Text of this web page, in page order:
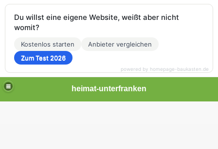
heimat-unterfranken
Du willst eine eigene Website, weißt aber nicht
womit?
Kostenlos starten
Anbieter vergleichen
Zum Test 2026
powered by homepage-baukasten.de